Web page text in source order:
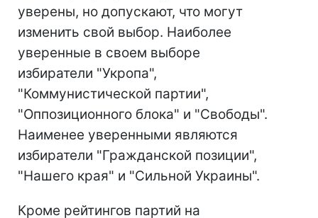
уверены, но допускают, что могут
изменить свой выбор. Наиболее
уверенные в своем выборе
избиратели "Укропа",
"Коммунистической партии",
"Оппозиционного блока" и "Свободы".
Наименее уверенными являются
избиратели "Гражданской позиции",
"Нашего края" и "Сильной Украины".
Кроме рейтингов партий на